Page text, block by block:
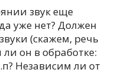
звук еще
уже нет? Должен
(скажем, речь
он в обработке:
Независим ли от